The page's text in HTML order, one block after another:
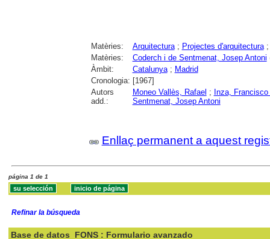
Matèries: Arquitectura; Projectes d'arquitectura
Matèries:
Coderch i de Sentmenat, Josep Antoni
Àmbit:
Catalunya; Madrid
Cronologia: [1967]
Autors
add.:
Moneo Vallès, Rafael ; Inza, Francisco
Sentmenat, Josep Antoni
Enllaç permanent a aquest
página 1 de 1
Refinar la búsqueda
Base de datos FONS : Formulario avanzado